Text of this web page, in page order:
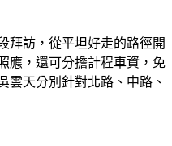
拜訪，從平坦好走的路徑開
應，還可分擔計程車資，免
雲天分別針對北路、中路、